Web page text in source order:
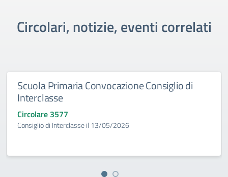
Circolari, notizie, eventi correlati
Scuola Primaria Convocazione Consiglio di
Interclasse
Circolare 3577
Consiglio di Interclasse il 13/05/2026